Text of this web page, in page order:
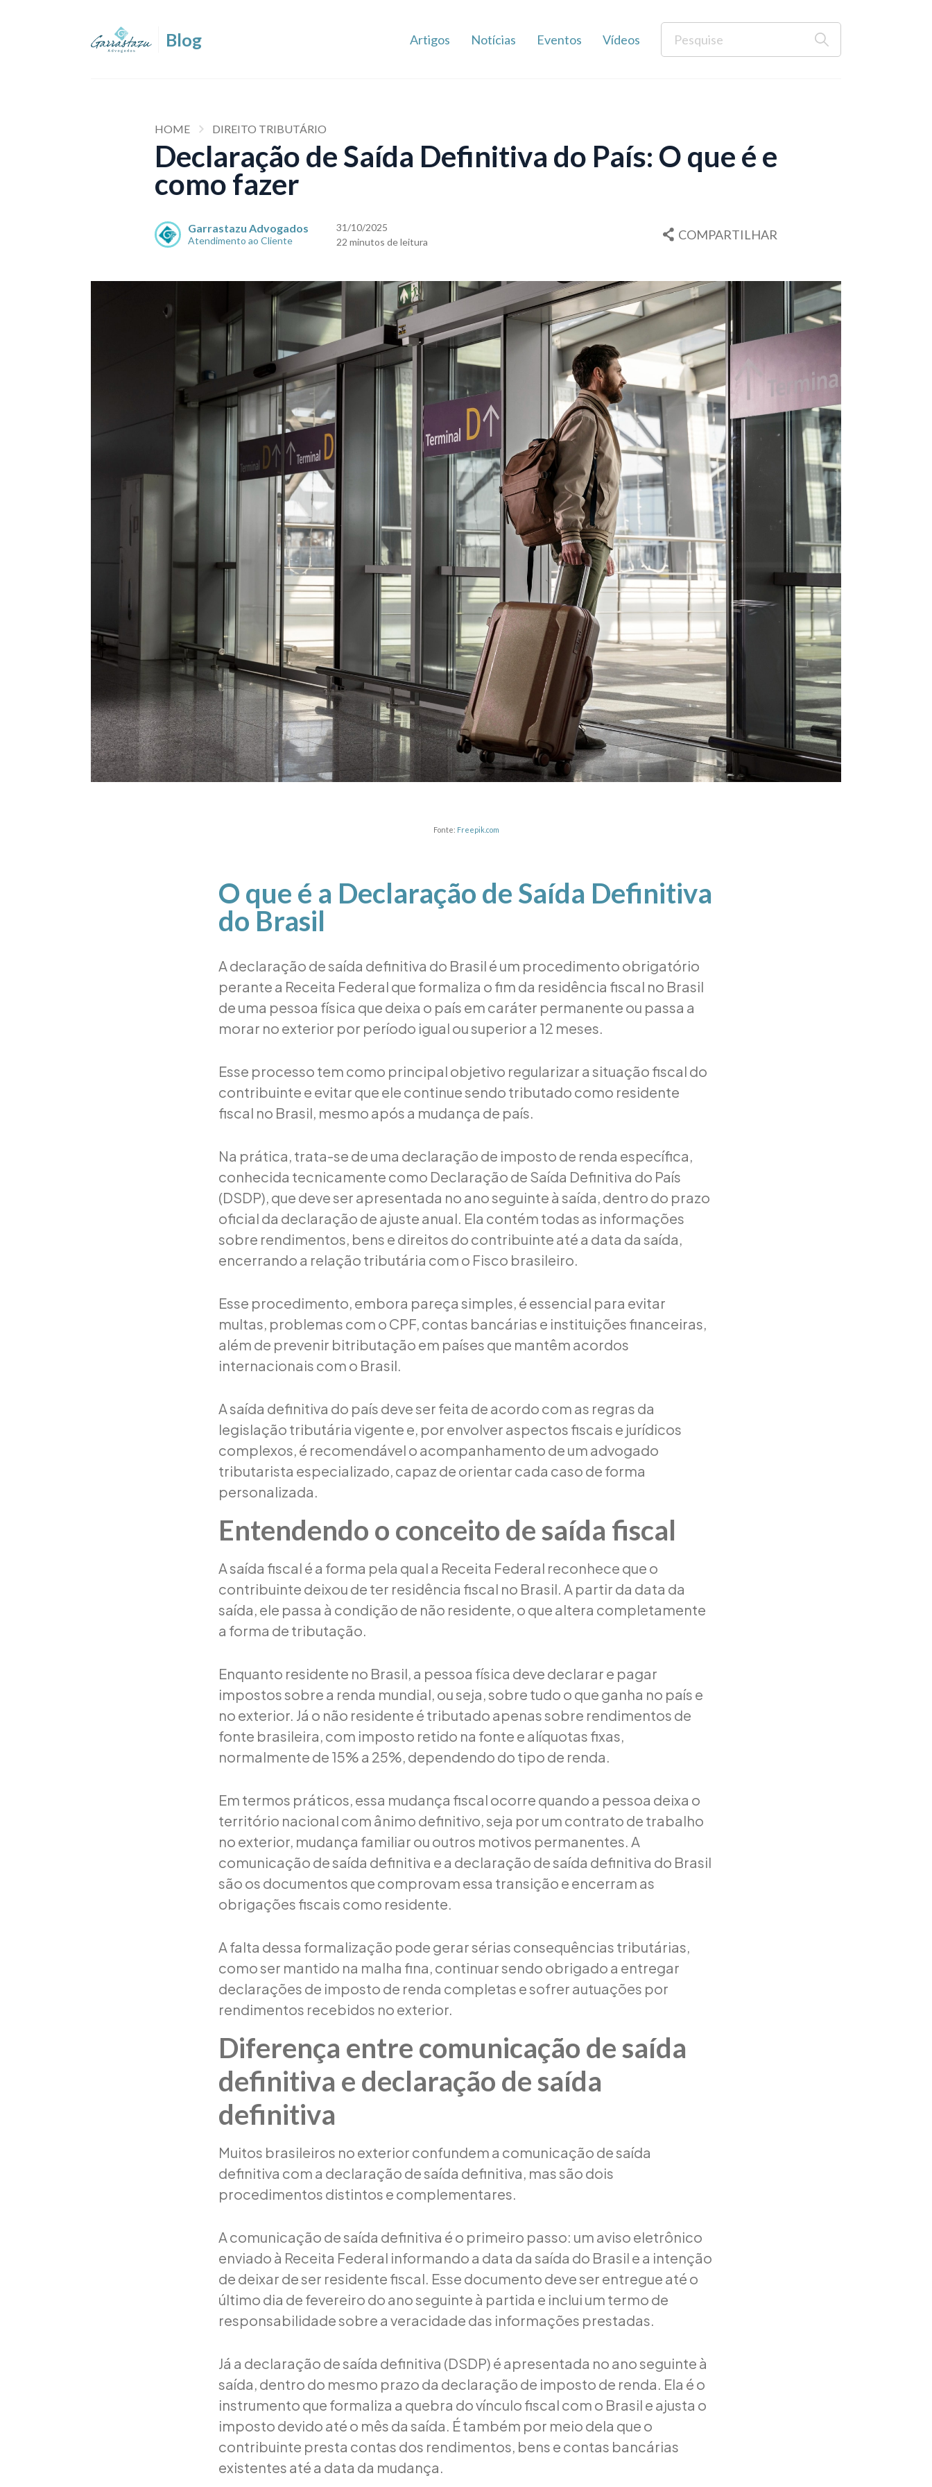
Artigos Notícias Eventos Vídeos
HOME DIREITO TRIBUTÁRIO
Declaração de Saída Definitiva do País: O que é e
como fazer
Garrastazu Advogados
Atendimento ao Cliente
31/10/2025
22 minutos de leitura
COMPARTILHAR
Fonte: Freepik.com
O que é a Declaração de Saída Definitiva
do Brasil
A declaração de saída definitiva do Brasil é um procedimento obrigatório
perante a Receita Federal que formaliza o fim da residência fiscal no Brasil
de uma pessoa física que deixa o país em caráter permanente ou passa a
morar no exterior por período igual ou superior a 12 meses.
Esse processo tem como principal objetivo regularizar a situação fiscal do
contribuinte e evitar que ele continue sendo tributado como residente
fiscal no Brasil, mesmo após a mudança de país.
Na prática, trata-se de uma declaração de imposto de renda específica,
conhecida tecnicamente como Declaração de Saída Definitiva do País
(DSDP), que deve ser apresentada no ano seguinte à saída, dentro do prazo
oficial da declaração de ajuste anual. Ela contém todas as informações
sobre rendimentos, bens e direitos do contribuinte até a data da saída,
encerrando a relação tributária com o Fisco brasileiro.
Esse procedimento, embora pareça simples, é essencial para evitar
multas, problemas com o CPF, contas bancárias e instituições financeiras,
além de prevenir bitributação em países que mantêm acordos
internacionais com o Brasil.
A saída definitiva do país deve ser feita de acordo com as regras da
legislação tributária vigente e, por envolver aspectos fiscais e jurídicos
complexos, é recomendável o acompanhamento de um advogado
tributarista especializado, capaz de orientar cada caso de forma
personalizada.
Entendendo o conceito de saída fiscal
A saída fiscal é a forma pela qual a Receita Federal reconhece que o
contribuinte deixou de ter residência fiscal no Brasil. A partir da data da
saída, ele passa à condição de não residente, o que altera completamente
a forma de tributação.
Enquanto residente no Brasil, a pessoa física deve declarar e pagar
impostos sobre a renda mundial, ou seja, sobre tudo o que ganha no país e
no exterior. Já o não residente é tributado apenas sobre rendimentos de
fonte brasileira, com imposto retido na fonte e alíquotas fixas,
normalmente de 15% a 25%, dependendo do tipo de renda.
Em termos práticos, essa mudança fiscal ocorre quando a pessoa deixa o
território nacional com ânimo definitivo, seja por um contrato de trabalho
no exterior, mudança familiar ou outros motivos permanentes. A
comunicação de saída definitiva e a declaração de saída definitiva do Brasil
são os documentos que comprovam essa transição e encerram as
obrigações fiscais como residente.
A falta dessa formalização pode gerar sérias consequências tributárias,
como ser mantido na malha fina, continuar sendo obrigado a entregar
declarações de imposto de renda completas e sofrer autuações por
rendimentos recebidos no exterior.
Diferença entre comunicação de saída
definitiva e declaração de saída
definitiva
Muitos brasileiros no exterior confundem a comunicação de saída
definitiva com a declaração de saída definitiva, mas são dois
procedimentos distintos e complementares.
A comunicação de saída definitiva é o primeiro passo: um aviso eletrônico
enviado à Receita Federal informando a data da saída do Brasil e a intenção
de deixar de ser residente fiscal. Esse documento deve ser entregue até o
último dia de fevereiro do ano seguinte à partida e inclui um termo de
responsabilidade sobre a veracidade das informações prestadas.
Já a declaração de saída definitiva (DSDP) é apresentada no ano seguinte à
saída, dentro do mesmo prazo da declaração de imposto de renda. Ela é o
instrumento que formaliza a quebra do vínculo fiscal com o Brasil e ajusta o
imposto devido até o mês da saída. É também por meio dela que o
contribuinte presta contas dos rendimentos, bens e contas bancárias
existentes até a data da mudança.